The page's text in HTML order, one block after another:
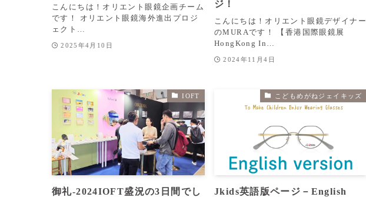
こんにちは！オリエント眼鏡企画チーム
です！ オリエント眼鏡海外進出プロジ
ェクト…
2025年4月10日
ジ！
こんにちは！オリエント眼鏡デザイナー
のMURAです！ 【香港国際眼鏡展
HongKong In…
2024年11月4日
IOFT
御礼‐2024IOFT盛況の3日間でし
こどもめがねジェイキッズ
Jkids英語版ページ－English